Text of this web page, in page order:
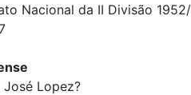
Nacional da II Divisão
José Lopez?